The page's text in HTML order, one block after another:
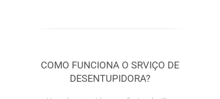
COMO FUNCIONA O SRVIÇO DE
DESENTUPIDORA?